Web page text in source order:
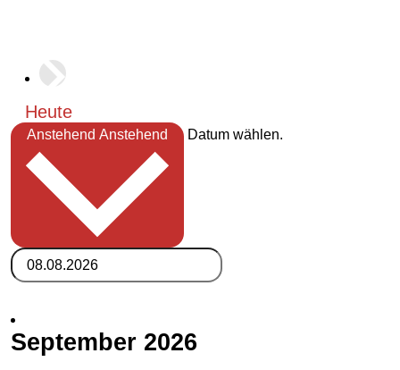
Heute
Anstehend Anstehend Datum wählen.
September 2026